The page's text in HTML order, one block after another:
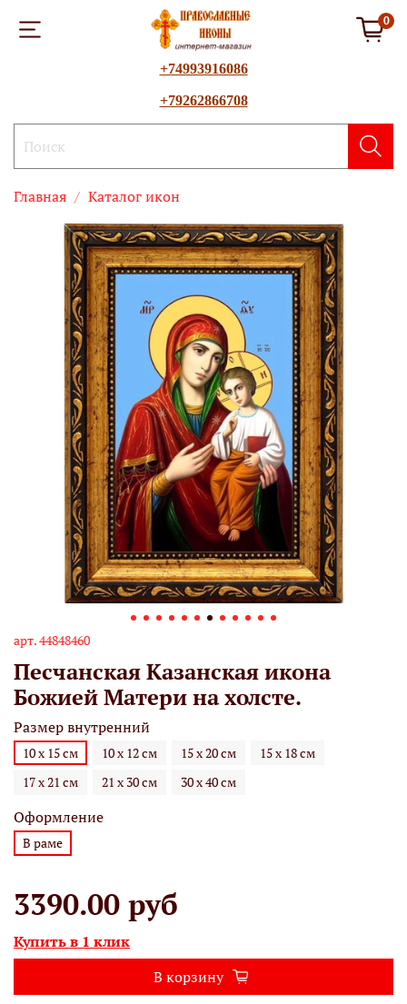
0
+74993916086
+79262866708
Главная Каталог икон
арт.44848460
Песчанская Казанская икона
Божией Матери на холсте.
Размер внутренний
10 х 15 см 10 х 12 см 15 х 20 см
15 х 18 см
17 х 21 см
21 х 30 см 30 х 40 см
Оформление
В раме
3390.00 руб
Купить в 1 клик
В корзину